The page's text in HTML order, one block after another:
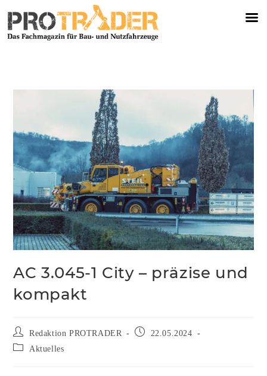
AC 3.045-1 City – präzise und
kompakt
Redaktion PROTRADER
22.05.2024
Aktuelles